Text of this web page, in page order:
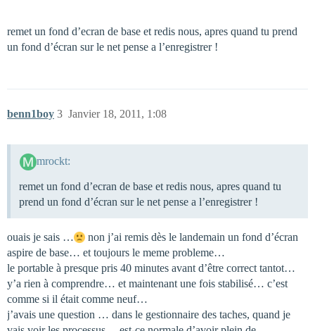
remet un fond d’ecran de base et redis nous, apres quand tu prend
un fond d’écran sur le net pense a l’enregistrer !
benn1boy Janvier 18, 2011, 1:08
3
mrockt:
remet un fond d’ecran de base et redis nous, apres quand tu
prend un fond d’écran sur le net pense a l’enregistrer !
ouais je sais …
non j’ai remis dès le landemain un fond d’écran
aspire de base… et toujours le meme probleme…
le portable à presque pris 40 minutes avant d’être correct tantot…
y’a rien à comprendre… et maintenant une fois stabilisé… c’est
comme si il était comme neuf…
j’avais une question … dans le gestionnaire des taches, quand je